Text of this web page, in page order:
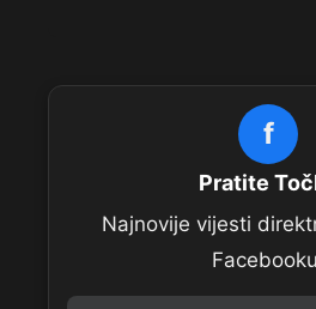
f
Pratite
Najnovije vijesti